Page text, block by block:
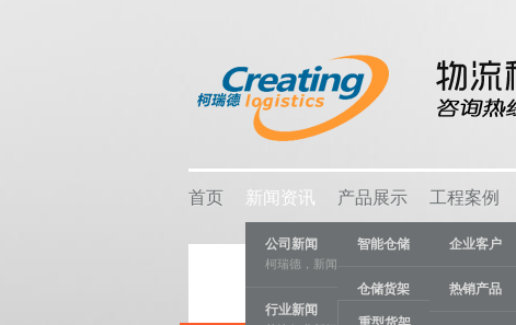
首页 新闻资讯
公司新闻
柯瑞德，新闻资讯
行业新闻
产品展示
智能仓储
仓储货架
工程案例
企业客户
热销产品